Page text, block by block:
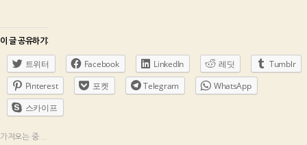
이 글 공유하기:
트위터 Facebook LinkedIn 레딧
Tumblr
Pinterest
포켓 Telegram
WhatsApp
스카이프
가져오는 중...